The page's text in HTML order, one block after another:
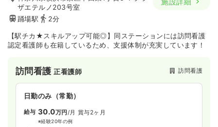
ザエテルノ203号室
踊場駅
2分
【駅チカ★スキルアップ可能◎】同ステーションには訪問看護
認定看護師も在籍しているため、支援体制が充実しています！
訪問看護正看護師 訪問看護
日勤のみ（常勤）
給与 30.0万円 /月 賞与2ヶ月
※経験20年の例